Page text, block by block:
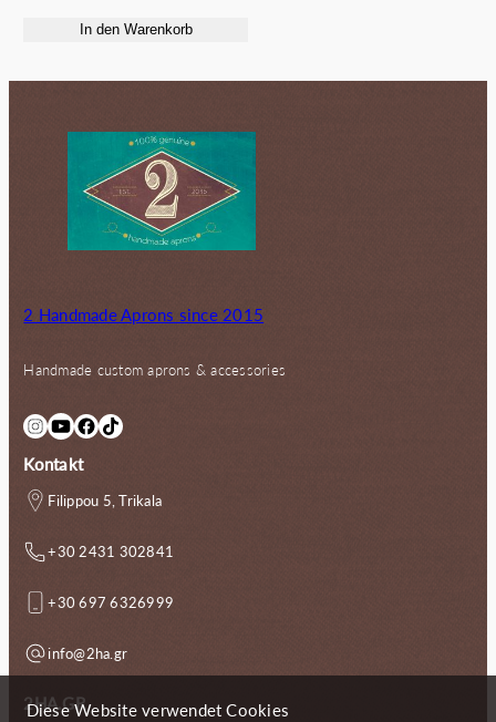
war:
ist:
In den Warenkorb
2 Handmade Aprons since 2015
Handmade custom aprons & accessories
InstagramYouTube Facebook TikTok
Kontakt
Filippou 5, Trikala
+30 2431 302841
+30 697 6326999
info@2ha.gr
2HA.GR
Diese Website verwendet Cookies